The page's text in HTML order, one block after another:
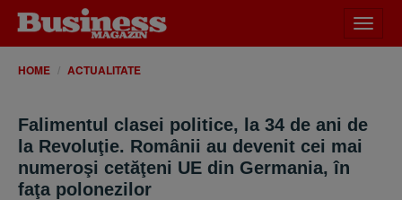
meniu
HOME ACTUALITATE
Falimentul clasei politice, la 34 de ani de
la Revoluţie. Românii au devenit cei mai
numeroşi cetăţeni UE din Germania, în
faţa polonezilor